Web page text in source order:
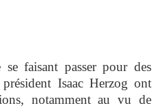
se faisant passer pour des
Isaac Herzog ont
notamment au vu de